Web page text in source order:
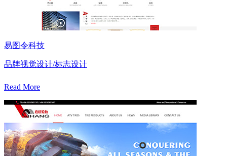
易图令科技
品牌视觉设计/标志设计
Read More